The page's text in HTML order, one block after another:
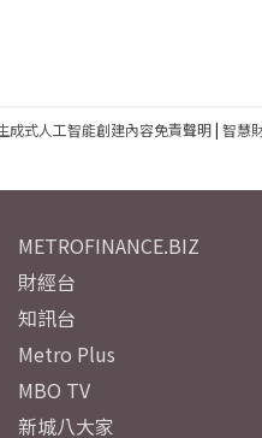
成式人工智能創建內容免責聲明| 智慧
METROFINANCE.BIZ
財經台
知訊台
Metro Plus
MBO TV
新城八大家